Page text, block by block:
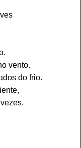
vento.
do frio.